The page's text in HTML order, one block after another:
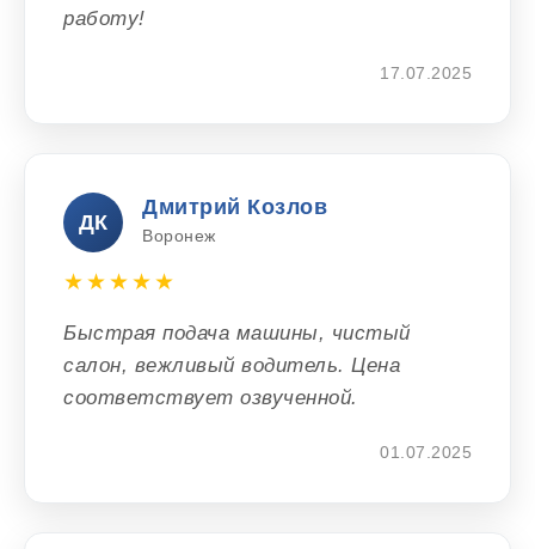
работу!
17.07.2025
ДК
Дмитрий Козлов
Воронеж
★★★★★
Быстрая подача машины, чистый
салон, вежливый водитель. Цена
соответствует озвученной.
01.07.2025